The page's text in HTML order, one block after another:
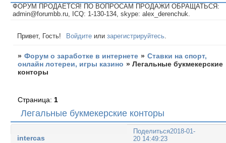
ФОРУМ ПРОДАЕТСЯ! ПО ВОПРОСАМ ПРОДАЖИ ОБРАЩАТЬСЯ:
admin@forumbb.ru, ICQ: 1-130-134, skype: alex_derenchuk.
Привет, Гость! Войдите илизарегистрируйтесь
» Форум о заработке в интернете » Ставки на спорт,
онлайн лотереи, игры казино »Легальные букмекерские
конторы
Легальные букмекерские конторы
Страница: 1
Поделиться2018-01-
20 14:49:23
intercas